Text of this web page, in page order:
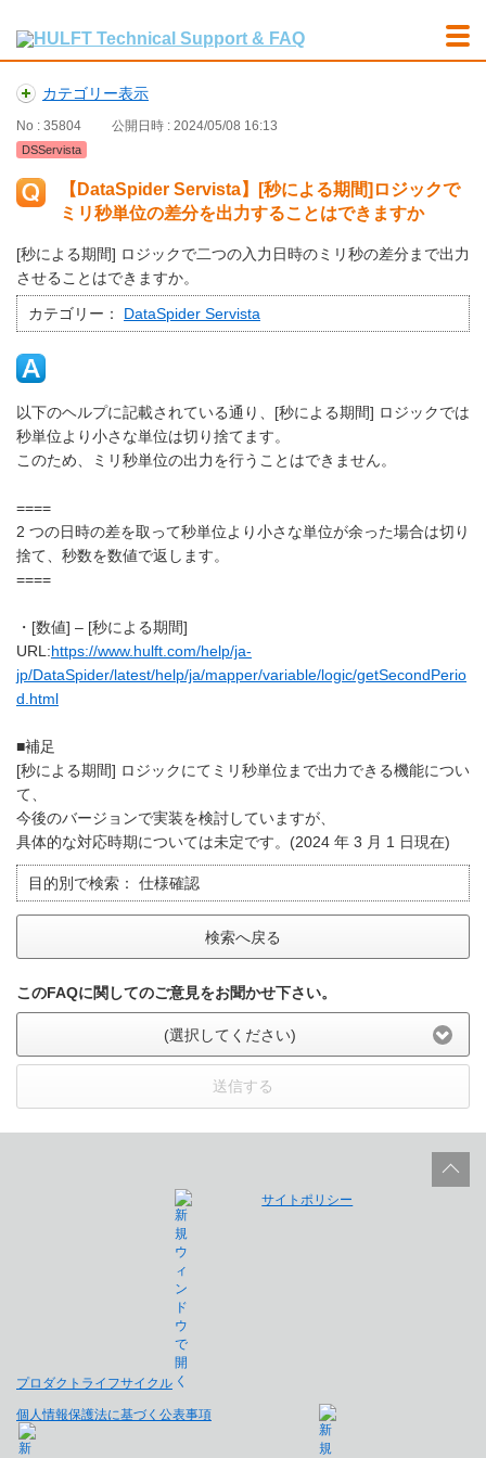
カテゴリー表示
No : 35804 公開日時 : 2024/05/08 16:13
DSServista
【DataSpider Servista】[秒による期間]ロジックで
ミリ秒単位の差分を出力することはできますか
[秒による期間] ロジックで二つの入力日時のミリ秒の差分まで出力
させることはできますか。
カテゴリー： DataSpider Servista
以下のヘルプに記載されている通り、[秒による期間] ロジックでは
秒単位より小さな単位は切り捨てます。
このため、ミリ秒単位の出力を行うことはできません。
====
2 つの日時の差を取って秒単位より小さな単位が余った場合は切り
捨て、秒数を数値で返します。
====
・[数値] – [秒による期間]
URL:https://www.hulft.com/help/ja-
jp/DataSpider/latest/help/ja/mapper/variable/logic/getSecondPerio
d.html
■補足
[秒による期間] ロジックにてミリ秒単位まで出力できる機能につい
て、
今後のバージョンで実装を検討していますが、
具体的な対応時期については未定です。(2024 年 3 月 1 日現在)
目的別で検索： 仕様確認
検索へ戻る
このFAQに関してのご意見をお聞かせ下さい。
(選択してください)
送信する
プロダクトライフサイクル
サイトポリシー
個人情報保護法に基づく公表事項